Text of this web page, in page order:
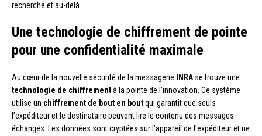
recherche et au-delà.
Une technologie de chiffrement de pointe
pour une confidentialité maximale
Au cœur de la nouvelle sécurité de la messagerie INRA se trouve une
technologie de chiffrementà la pointe de l’innovation. Ce système
utilise un chiffrement de bout en boutqui garantit que seuls
l’expéditeur et le destinataire peuvent lire le contenu des messages
échangés. Les données sont cryptées sur l’appareil de l’expéditeur et ne